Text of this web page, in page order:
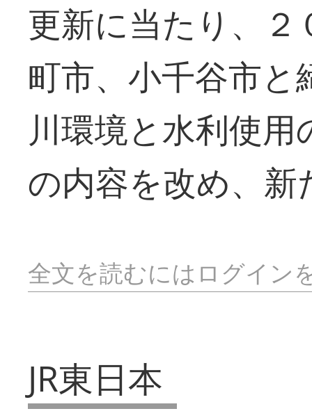
更新に当たり、
町市、小千谷市
川環境と水利使
の内容を改め、
全文を読むにはログイン
JR東日本